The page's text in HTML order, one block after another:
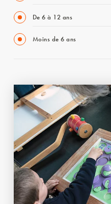
De 6 à 12 ans
Moins de 6 ans